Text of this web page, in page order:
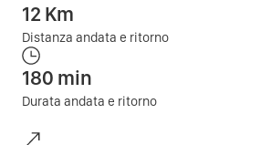
12 Km
Distanza andata e ritorno
180 min
Durata andata e ritorno